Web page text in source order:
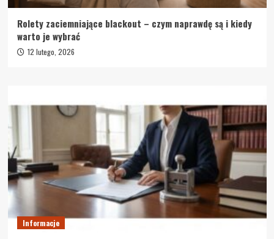
Rolety zaciemniające blackout – czym naprawdę są i kiedy
warto je wybrać
12 lutego, 2026
Informacje